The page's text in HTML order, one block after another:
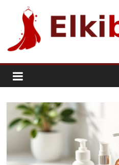
content
ElkiBlog.pl